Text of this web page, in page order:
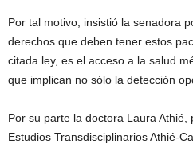
Por tal motivo, insistió la senadora
derechos que deben tener estos
citada ley, es el acceso a la salud
que implican no sólo la detección
Por su parte la doctora Laura
Estudios Transdisciplinarios Athié-